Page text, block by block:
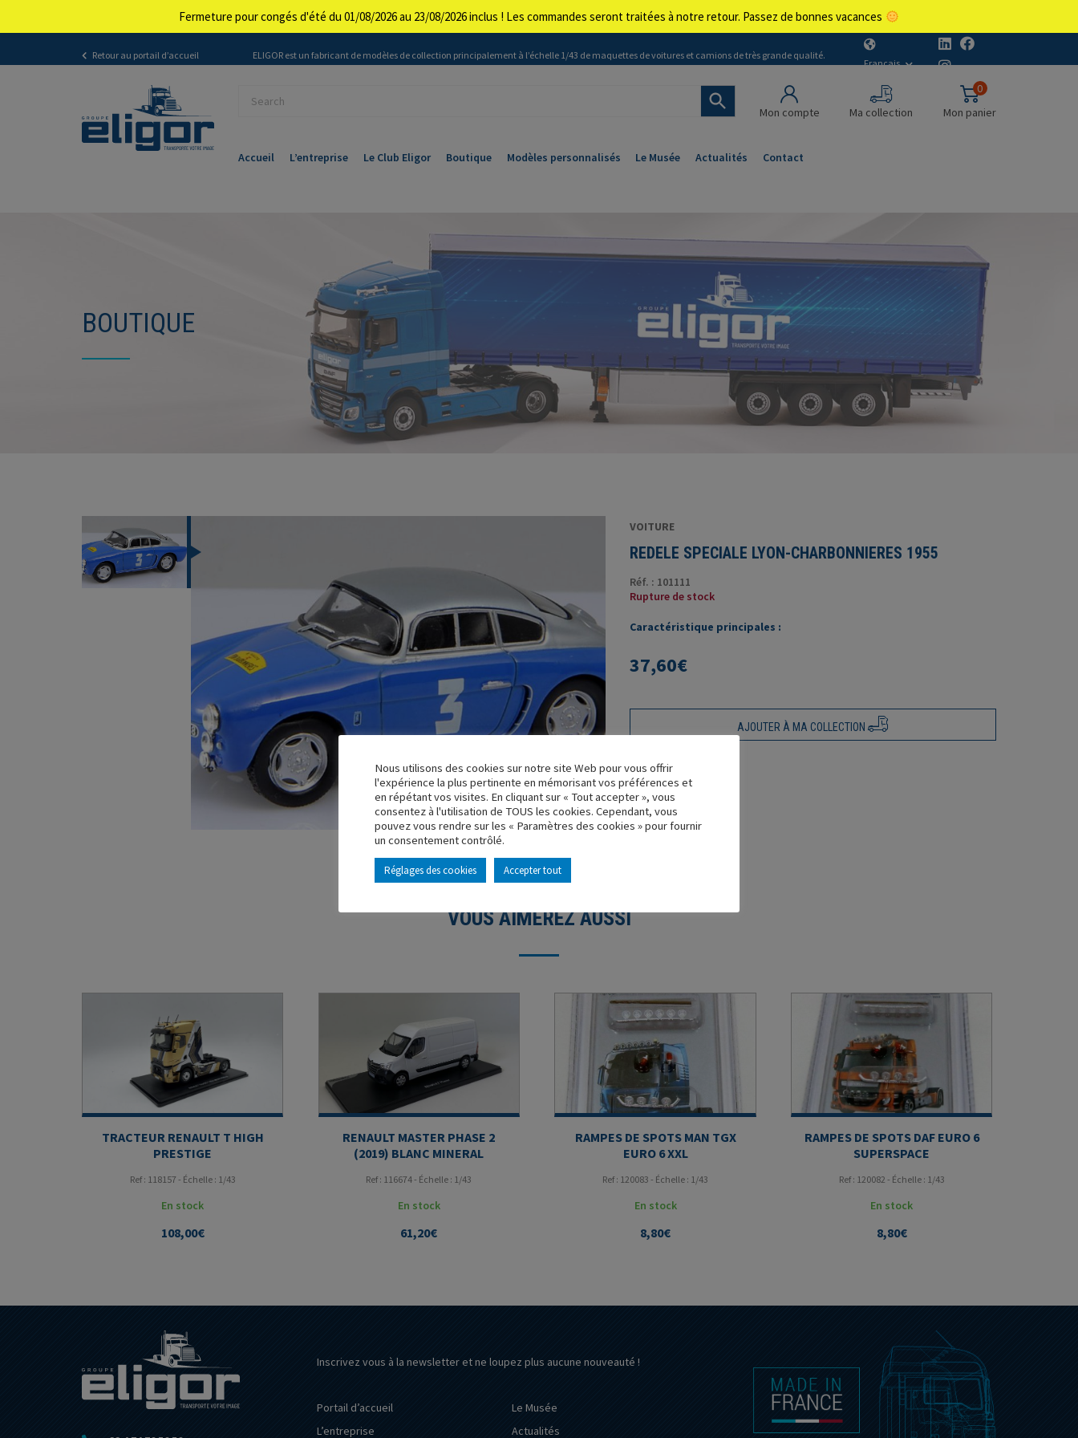
Retour au portail d’accueil ELIGOR est un fabricant de modèles de collection principalement à l’échelle 1/43 de maquettes de voitures et camions de très grande qualité.
Français
Mon compte Ma collection
0
Mon panier
Accueil L’entreprise Le Club Eligor Boutique Modèles personnalisés Le Musée Actualités Contact
BOUTIQUE
VOITURE
REDELE SPECIALE LYON-CHARBONNIERES 1955
Réf. : 101111
Rupture de stock
Caractéristique principales :
37,60€
AJOUTER À MA COLLECTION
VOUS AIMEREZ AUSSI
TRACTEUR RENAULT T HIGH
PRESTIGE
Ref : 118157 - Échelle : 1/43
En stock
108,00€
RENAULT MASTER PHASE 2
(2019) BLANC MINERAL
Ref : 116674 - Échelle : 1/43
En stock
61,20€
RAMPES DE SPOTS MAN TGX
EURO 6 XXL
Ref : 120083 - Échelle : 1/43
En stock
8,80€
RAMPES DE SPOTS DAF EURO 6
SUPERSPACE
Ref : 120082 - Échelle : 1/43
En stock
8,80€
Inscrivez vous à la newsletter et ne loupez plus aucune nouveauté !
Portail d’accueil
L’entreprise
Le Musée
Actualités
Nous utilisons des cookies sur notre site Web pour vous offrir
l'expérience la plus pertinente en mémorisant vos préférences et
en répétant vos visites. En cliquant sur « Tout accepter », vous
consentez à l'utilisation de TOUS les cookies. Cependant, vous
pouvez vous rendre sur les « Paramètres des cookies » pour fournir
un consentement contrôlé.
Réglages des cookies Accepter tout
Fermeture pour congés d'été du 01/08/2026 au 23/08/2026 inclus ! Les commandes seront traitées à notre retour. Passez de bonnes vacances